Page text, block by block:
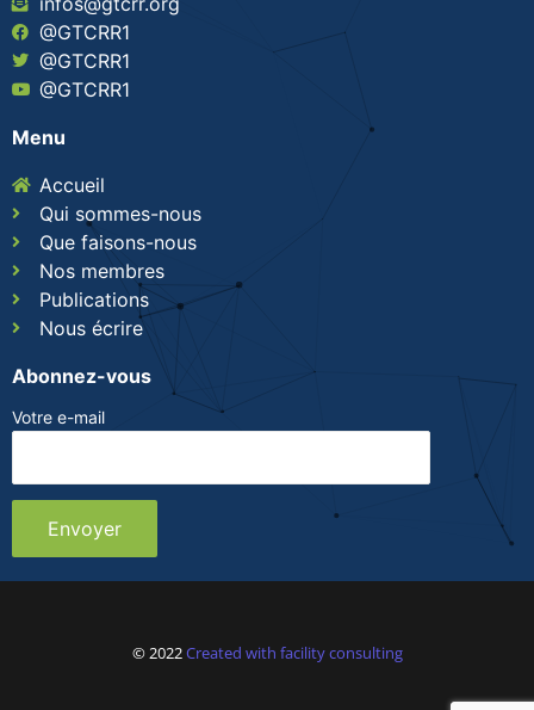
@GTCRR1
@GTCRR1
@GTCRR1
Menu
Accueil
Qui sommes-nous
Que faisons-nous
Nos membres
Publications
Nous écrire
Abonnez-vous
Votre e-mail
© 2022Created with facility consulting